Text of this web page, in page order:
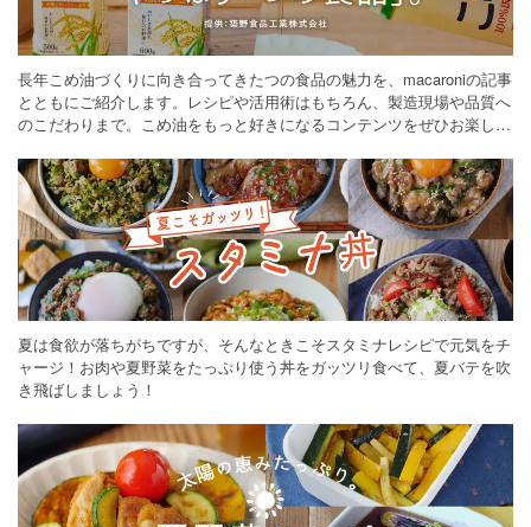
長年こめ油づくりに向き合ってきたつの食品の魅力を、macaroniの記事
とともにご紹介します。レシピや活用術はもちろん、製造現場や品質へ
のこだわりまで。こめ油をもっと好きになるコンテンツをぜひお楽しみ
夏は食欲が落ちがちですが、そんなときこそスタミナレシピで元気をチ
ャージ！お肉や夏野菜をたっぷり使う丼をガッツリ食べて、夏バテを吹
き飛ばしましょう！